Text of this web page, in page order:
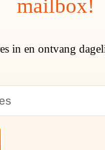
mailbox!
in en ontvang